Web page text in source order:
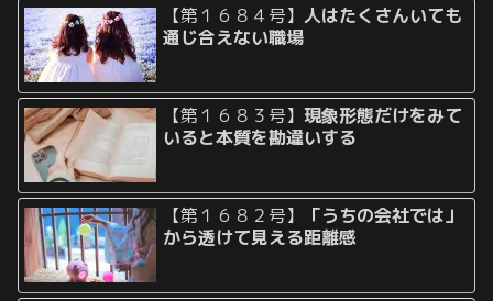
【第１６８４号】人はたくさんいても
通じ合えない職場
【第１６８３号】現象形態だけをみて
いると本質を勘違いする
【第１６８２号】
「うちの会社では」
から透けて見える距離感